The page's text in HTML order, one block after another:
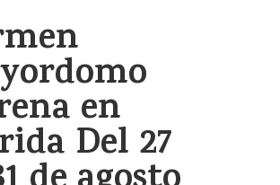
en
Del 27